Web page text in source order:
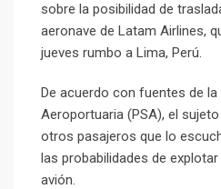
sobre la posibilidad de
aeronave de Latam Airlines,
jueves rumbo a Lima, Perú.
De acuerdo con fuentes de la
Aeroportuaria (PSA), el
otros pasajeros que lo
las probabilidades de
avión.